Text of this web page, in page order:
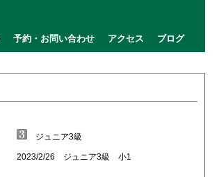
予約・お問い合わせ アクセス ブログ
ジュニア3級
2023/2/26 ジュニア3級 小1